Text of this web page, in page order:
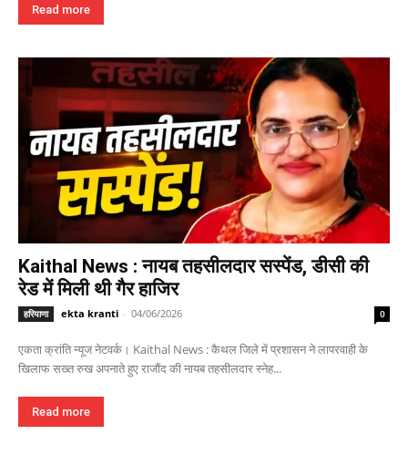
Read more
Kaithal News : नायब तहसीलदार सस्पेंड, डीसी की
रेड में मिली थी गैर हाजिर
हरियाणा ekta kranti - 04/06/2026 0
एकता क्रांति न्यूज नेटवर्क। Kaithal News : कैथल जिले में प्रशासन ने लापरवाही के
खिलाफ सख्त रुख अपनाते हुए राजौंद की नायब तहसीलदार स्नेह...
Read more